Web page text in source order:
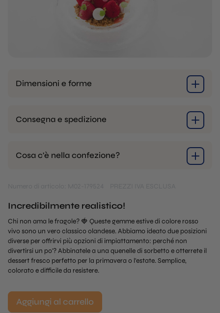
Dimensioni e forme
Consegna e spedizione
Cosa c'è nella confezione?
Incredibilmente realistico!
Chi non ama le fragole? 🍓 Queste gemme estive di colore rosso
vivo sono un vero classico olandese. Abbiamo ideato due posizioni
diverse per offrirvi più opzioni di impiattamento: perché non
divertirsi un po'? Abbinatele a una quenelle di sorbetto e otterrete il
dessert fresco perfetto per la primavera o l'estate. Semplice,
colorato e difficile da resistere.
Aggiungi al carrello